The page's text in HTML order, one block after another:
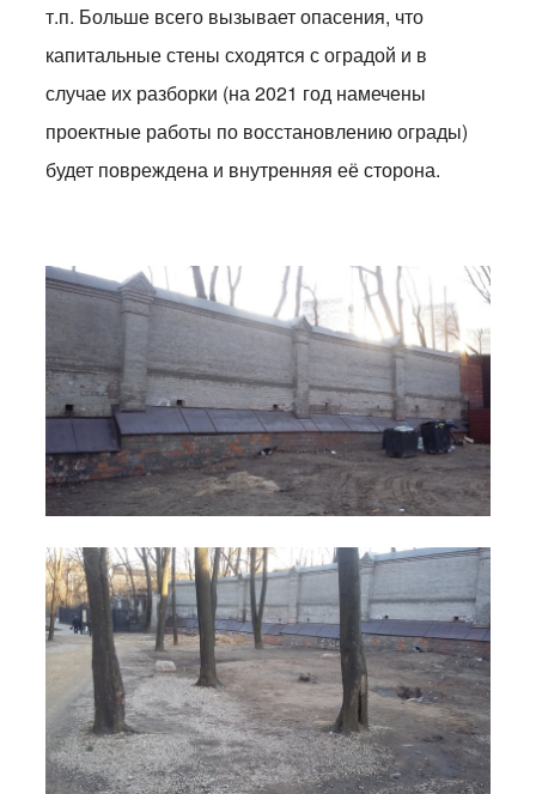
т.п. Больше всего вызывает опасения, что
капитальные стены сходятся с оградой и в
случае их разборки (на 2021 год намечены
проектные работы по восстановлению ограды)
будет повреждена и внутренняя её сторона.